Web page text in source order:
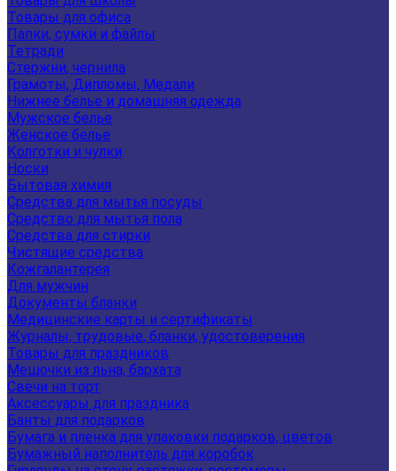
Товары для офиса
Папки, сумки и файлы
Тетради
Стержни, чернила
Грамоты, Дипломы, Медали
Нижнее белье и домашняя одежда
Мужское белье
Женское белье
Колготки и чулки
Носки
Бытовая химия
Средства для мытья посуды
Средство для мытья пола
Средства для стирки
Чистящие средства
Кожгалантерея
Для мужчин
Документы бланки
Медицинские карты и сертификаты
Журналы, трудовые, бланки, удостоверения
Товары для праздников
Мешочки из льна, бархата
Свечи на торт
Аксессуары для праздника
Банты для подарков
Бумага и пленка для упаковки подарков, цветов
Бумажный наполнитель для коробок